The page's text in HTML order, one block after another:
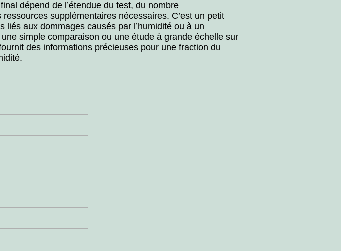
dépend de l’étendue du test, du nombre
supplémentaires nécessaires. C’est un petit
liés aux dommages causés par l’humidité ou à un
simple comparaison ou une étude à grande échelle sur
des informations précieuses pour une fraction du